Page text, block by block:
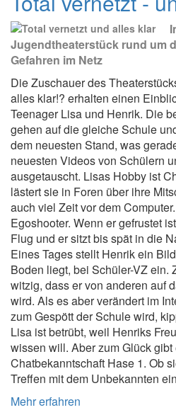
Jugendtheaterstück rund um
Gefahren im Netz
Die Zuschauer des
alles klar!? erhalten einen
Teenager Lisa und Henrik. Die
gehen auf die gleiche Schule
dem neuesten Stand, was
neuesten Videos von Schülern
ausgetauscht. Lisas Hobby ist
lästert sie in Foren über ihre
auch viel Zeit vor dem
Egoshooter. Wenn er gefrustet
Flug und er sitzt bis spät in die
Eines Tages stellt Henrik ein
Boden liegt, bei Schüler-VZ ein.
witzig, dass er von anderen auf
wird. Als es aber verändert im
zum Gespött der Schule wird,
Lisa ist betrübt, weil Henriks
wissen will. Aber zum Glück
Chatbekanntschaft Hase 1. Ob
Treffen mit dem Unbekannten
Mehr erfahren